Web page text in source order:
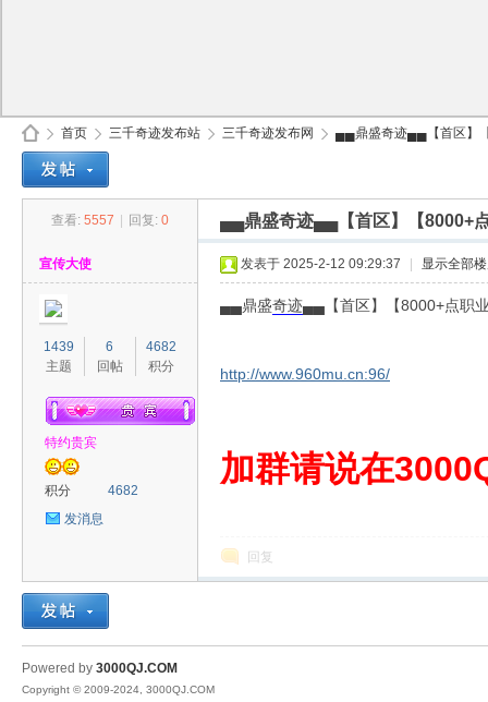
QJ
首页
›
三千奇迹发布站 三千奇迹发布网 ▄▄鼎盛奇迹▄▄【首区】
查看: 5557 回复: 0 ▄▄鼎盛奇迹▄▄【首区】【8000+
宣传大使
1439
主题
6
回帖
4682
积分
特约贵宾
积分
4682
发消息
发表于 2025-2-12 09:29:37 显示全部
▄▄鼎盛奇迹▄▄【首区】【8000+点职
http://www.960mu.cn:96/
加群请说在
回复
Powered by 3000QJ.COM
Copyright © 2009-2024, 3000QJ.COM